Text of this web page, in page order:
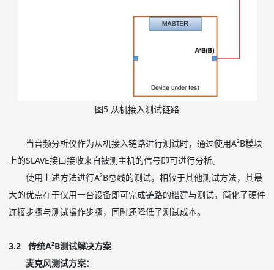
图5 从机接入测试链路
当音频分析仪作为从机接入链路进行测试时，通过使用A²B模块
上的SLAVE接口接收来自被测主机的信号即可进行分析。
使用上述方法进行A²B总线的测试，相较于其他测试方法，其最
大的优点在于仅用一台设备即可完成链路的搭建与测试，简化了硬件
连接步骤与测试操作步骤，同时还降低了测试成本。
3.2 传统A²B测试解决方案
麦克风测试方案：